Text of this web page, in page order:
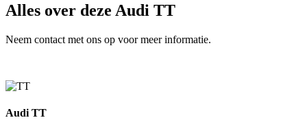
Alles over deze Audi TT
Neem contact met ons op voor meer informatie.
Audi TT